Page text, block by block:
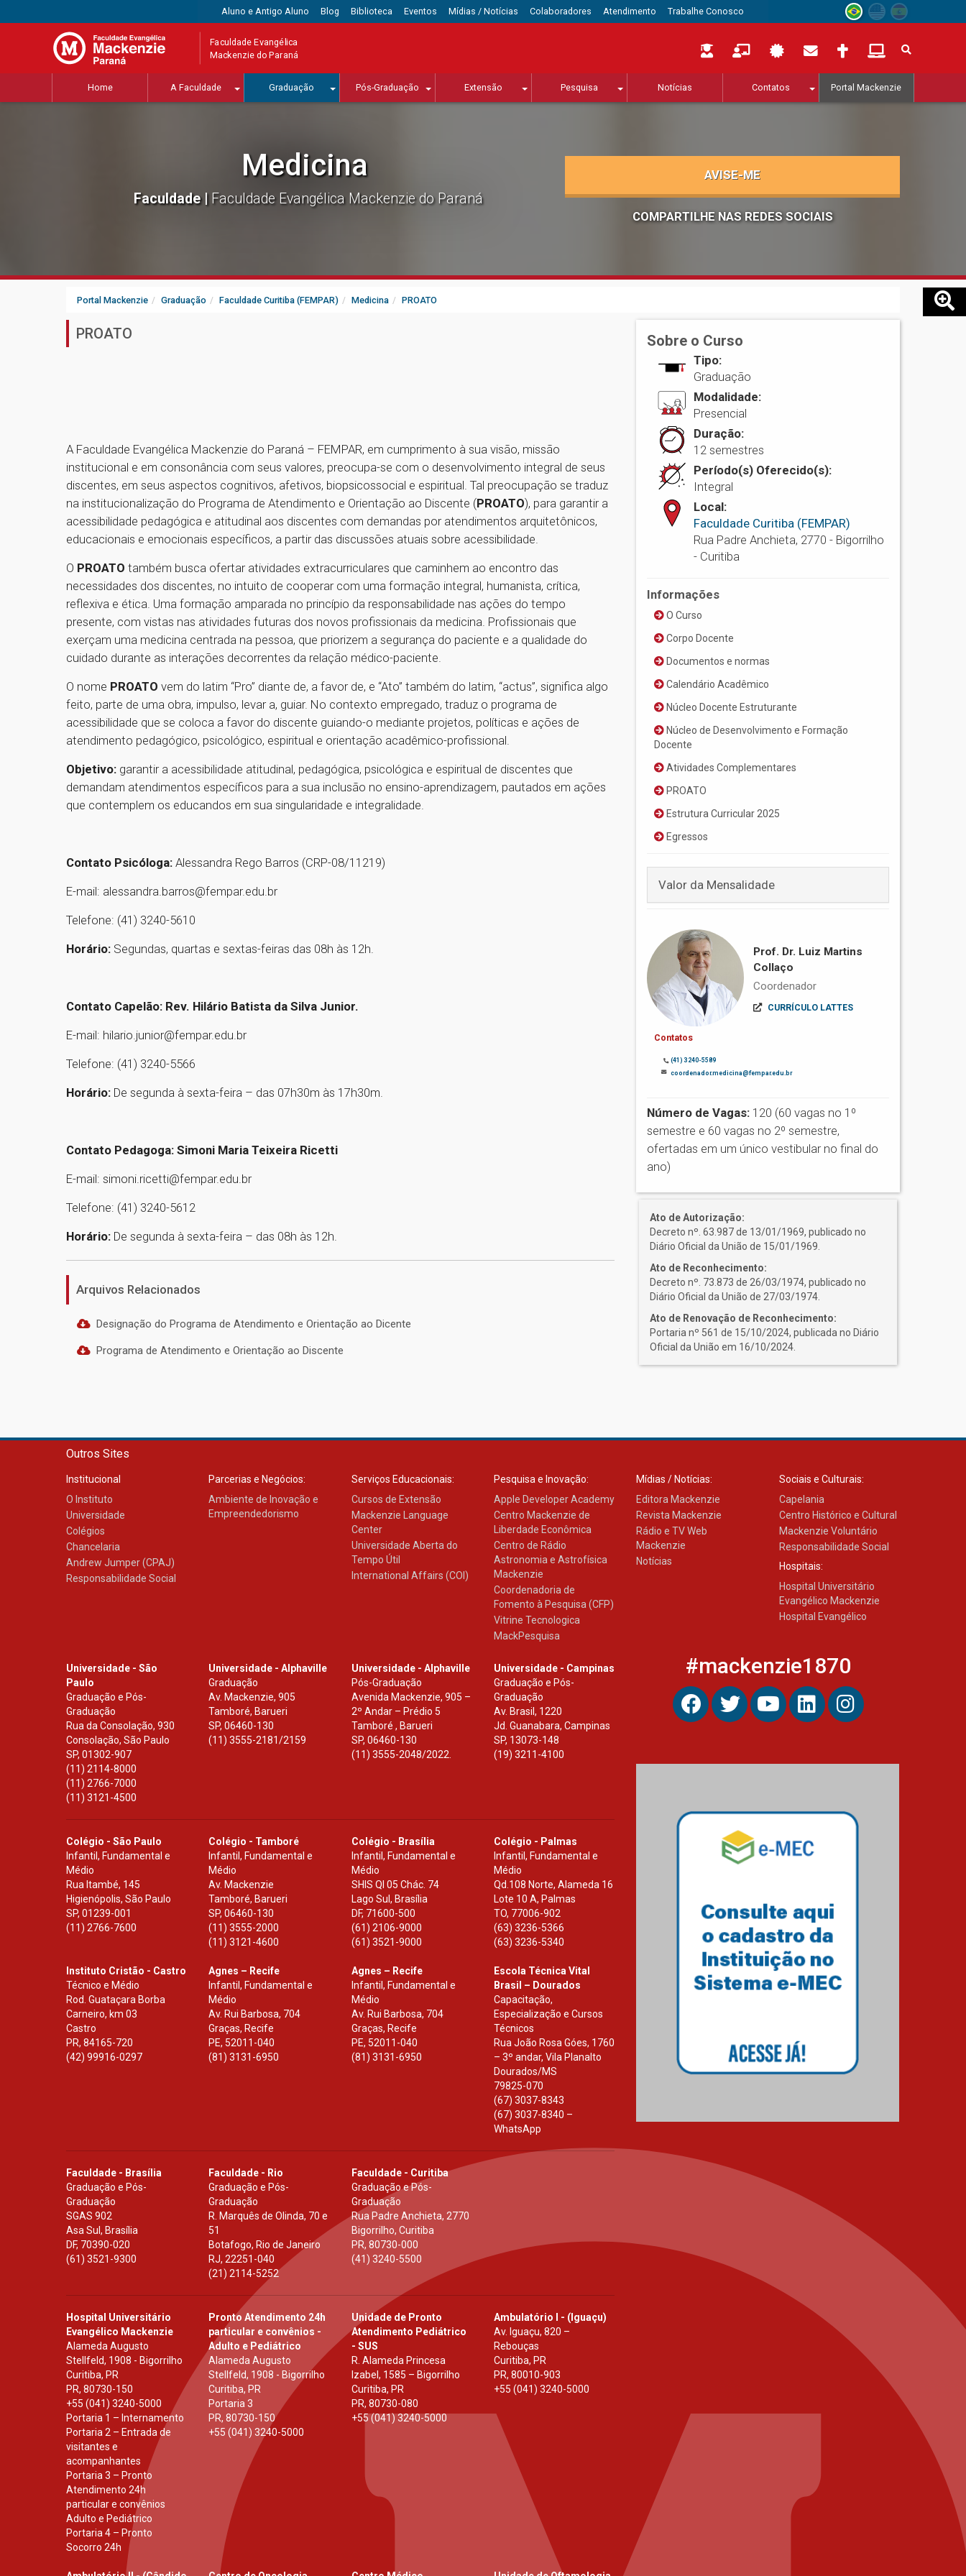
Aluno e Antigo Aluno Blog Biblioteca Eventos Mídias / Notícias Colaboradores Atendimento Trabalhe Conosco
Faculdade Evangélica
Mackenzie do Paraná
Home A Faculdade Graduação Pós-Graduação Extensão Pesquisa Notícias Contatos Portal Mackenzie
Medicina
Faculdade | Faculdade Evangélica Mackenzie do Paraná
AVISE-ME
COMPARTILHE NAS REDES SOCIAIS
Portal Mackenzie Graduação Faculdade Curitiba (FEMPAR) Medicina PROATO
PROATO
A Faculdade Evangélica Mackenzie do Paraná – FEMPAR, em cumprimento à sua visão, missão
institucional e em consonância com seus valores, preocupa-se com o desenvolvimento integral de seus
discentes, em seus aspectos cognitivos, afetivos, biopsicossocial e espiritual. Tal preocupação se traduz
na institucionalização do Programa de Atendimento e Orientação ao Discente (PROATO), para garantir a
acessibilidade pedagógica e atitudinal aos discentes com demandas por atendimentos arquitetônicos,
educacionais e emocionais específicos, a partir das discussões atuais sobre acessibilidade.
O PROATO também busca ofertar atividades extracurriculares que caminhem ao encontro das
necessidades dos discentes, no intuito de cooperar com uma formação integral, humanista, crítica,
reflexiva e ética. Uma formação amparada no princípio da responsabilidade nas ações do tempo
presente, com vistas nas atividades futuras dos novos profissionais da medicina. Profissionais que
exerçam uma medicina centrada na pessoa, que priorizem a segurança do paciente e a qualidade do
cuidado durante as interações decorrentes da relação médico-paciente.
O nome PROATO vem do latim “Pro” diante de, a favor de, e “Ato” também do latim, “actus”, significa algo
feito, parte de uma obra, impulso, levar a, guiar. No contexto empregado, traduz o programa de
acessibilidade que se coloca a favor do discente guiando-o mediante projetos, políticas e ações de
atendimento pedagógico, psicológico, espiritual e orientação acadêmico-profissional.
Objetivo: garantir a acessibilidade atitudinal, pedagógica, psicológica e espiritual de discentes que
demandam atendimentos específicos para a sua inclusão no ensino-aprendizagem, pautados em ações
que contemplem os educandos em sua singularidade e integralidade.
Contato Psicóloga: Alessandra Rego Barros (CRP-08/11219)
E-mail: alessandra.barros@fempar.edu.br
Telefone: (41) 3240-5610
Horário: Segundas, quartas e sextas-feiras das 08h às 12h.
Contato Capelão: Rev. Hilário Batista da Silva Junior.
E-mail: hilario.junior@fempar.edu.br
Telefone: (41) 3240-5566
Horário: De segunda à sexta-feira – das 07h30m às 17h30m.
Contato Pedagoga: Simoni Maria Teixeira Ricetti
E-mail: simoni.ricetti@fempar.edu.br
Telefone: (41) 3240-5612
Horário: De segunda à sexta-feira – das 08h às 12h.
Arquivos Relacionados
Designação do Programa de Atendimento e Orientação ao Dicente
Programa de Atendimento e Orientação ao Discente
Sobre o Curso
Tipo:
Graduação
Modalidade:
Presencial
Duração:
12 semestres
Período(s) Oferecido(s):
Integral
Local:
Faculdade Curitiba (FEMPAR)
Rua Padre Anchieta, 2770 - Bigorrilho
- Curitiba
Informações
O Curso
Corpo Docente
Documentos e normas
Calendário Acadêmico
Núcleo Docente Estruturante
Núcleo de Desenvolvimento e Formação
Docente
Atividades Complementares
PROATO
Estrutura Curricular 2025
Egressos
Valor da Mensalidade
Prof. Dr. Luiz Martins
Collaço
Coordenador
CURRÍCULO LATTES
Contatos
(41) 3240-5589
coordenador.medicina@fempar.edu.br
Número de Vagas: 120 (60 vagas no 1º
semestre e 60 vagas no 2º semestre,
ofertadas em um único vestibular no final do
ano)
Ato de Autorização:
Decreto nº. 63.987 de 13/01/1969, publicado no
Diário Oficial da União de 15/01/1969.
Ato de Reconhecimento:
Decreto nº. 73.873 de 26/03/1974, publicado no
Diário Oficial da União de 27/03/1974.
Ato de Renovação de Reconhecimento:
Portaria nº 561 de 15/10/2024, publicada no Diário
Oficial da União em 16/10/2024.
Outros Sites
Institucional
O Instituto
Universidade
Colégios
Chancelaria
Andrew Jumper (CPAJ)
Responsabilidade Social
Parcerias e Negócios:
Ambiente de Inovação e
Empreendedorismo
Serviços Educacionais:
Cursos de Extensão
Mackenzie Language
Center
Universidade Aberta do
Tempo Útil
International Affairs (COI)
Pesquisa e Inovação:
Apple Developer Academy
Centro Mackenzie de
Liberdade Econômica
Centro de Rádio
Astronomia e Astrofísica
Mackenzie
Coordenadoria de
Fomento à Pesquisa (CFP)
Vitrine Tecnologica
MackPesquisa
Mídias / Notícias:
Editora Mackenzie
Revista Mackenzie
Rádio e TV Web
Mackenzie
Notícias
Sociais e Culturais:
Capelania
Centro Histórico e Cultural
Mackenzie Voluntário
Responsabilidade Social
Hospitais:
Hospital Universitário
Evangélico Mackenzie
Hospital Evangélico
Universidade - São
Paulo
Graduação e Pós-
Graduação
Rua da Consolação, 930
Consolação, São Paulo
SP, 01302-907
(11) 2114-8000
(11) 2766-7000
(11) 3121-4500
Universidade - Alphaville
Graduação
Av. Mackenzie, 905
Tamboré, Barueri
SP,06460-130
(11) 3555-2181/2159
Universidade - Alphaville
Pós-Graduação
Avenida Mackenzie, 905 –
2º Andar – Prédio 5
Tamboré , Barueri
SP, 06460-130
(11) 3555-2048/2022.
Universidade - Campinas
Graduação e Pós-
Graduação
Av. Brasil, 1220
Jd. Guanabara, Campinas
SP, 13073-148
(19) 3211-4100
Colégio - São Paulo
Infantil, Fundamental e
Médio
Rua Itambé, 145
Higienópolis, São Paulo
SP, 01239-001
(11) 2766-7600
Colégio - Tamboré
Infantil, Fundamental e
Médio
Av. Mackenzie
Tamboré, Barueri
SP,06460-130
(11) 3555-2000
(11) 3121-4600
Colégio - Brasília
Infantil, Fundamental e
Médio
SHIS Ql 05 Chác. 74
Lago Sul, Brasília
DF, 71600-500
(61) 2106-9000
(61) 3521-9000
Colégio - Palmas
Infantil, Fundamental e
Médio
Qd.108 Norte, Alameda 16
Lote 10 A, Palmas
TO, 77006-902
(63) 3236-5366
(63) 3236-5340
Instituto Cristão - Castro
Técnico e Médio
Rod. Guataçara Borba
Carneiro, km 03
Castro
PR, 84165-720
(42) 99916-0297
Agnes – Recife
Infantil, Fundamental e
Médio
Av. Rui Barbosa, 704
Graças, Recife
PE, 52011-040
(81) 3131-6950
Agnes – Recife
Infantil, Fundamental e
Médio
Av. Rui Barbosa, 704
Graças, Recife
PE, 52011-040
(81) 3131-6950
Escola Técnica Vital
Brasil – Dourados
Capacitação,
Especialização e Cursos
Técnicos
Rua João Rosa Góes, 1760
– 3º andar, Vila Planalto
Dourados/MS
79825-070
(67) 3037-8343
(67) 3037-8340 –
WhatsApp
Faculdade - Brasília
Graduação e Pós-
Graduação
SGAS 902
Asa Sul, Brasília
DF, 70390-020
(61) 3521-9300
Faculdade - Rio
Graduação e Pós-
Graduação
R. Marquês de Olinda, 70 e
51
Botafogo, Rio de Janeiro
RJ,22251-040
(21) 2114-5252
Faculdade - Curitiba
Graduação e Pós-
Graduação
Rua Padre Anchieta, 2770
Bigorrilho, Curitiba
PR, 80730-000
(41) 3240-5500
Hospital Universitário
Evangélico Mackenzie
Alameda Augusto
Stellfeld, 1908 - Bigorrilho
Curitiba, PR
PR, 80730-150
+55 (041) 3240-5000
Portaria 1 – Internamento
Portaria 2 – Entrada de
visitantes e
acompanhantes
Portaria 3 – Pronto
Atendimento 24h
particular e convênios
Adulto e Pediátrico
Portaria 4 – Pronto
Socorro 24h
Pronto Atendimento 24h
particular e convênios -
Adulto e Pediátrico
Alameda Augusto
Stellfeld, 1908 - Bigorrilho
Curitiba, PR
Portaria 3
PR,80730-150
+55 (041) 3240-5000
Unidade de Pronto
Atendimento Pediátrico
- SUS
R. Alameda Princesa
Izabel, 1585 – Bigorrilho
Curitiba, PR
PR, 80730-080
+55 (041) 3240-5000
Ambulatório I - (Iguaçu)
Av. Iguaçu, 820 –
Rebouças
Curitiba, PR
PR, 80010-903
+55 (041) 3240-5000
#mackenzie1870